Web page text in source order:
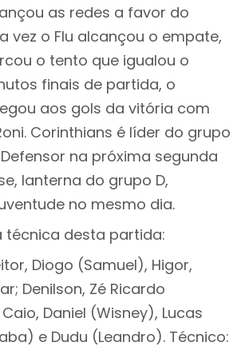
as redes a favor do
vez o Flu alcançou o empate,
o tento que igualou o
finais de partida, o
aos gols da vitória com
Corinthians é líder do grupo
na próxima segunda
lanterna do grupo D,
no mesmo dia.
técnica desta partida:
Diogo (Samuel), Higor,
Denilson, Zé Ricardo
Daniel (Wisney), Lucas
e Dudu (Leandro). Técnico: